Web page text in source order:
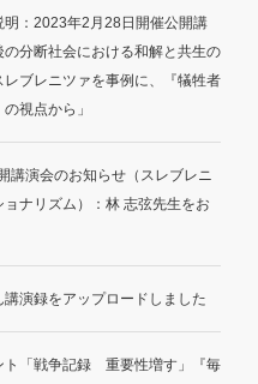
明：2023年2月28日開催公開講
分断社会における和解と共生の
ブレニツァを事例に、『犠牲者
視点から」
講演会のお知らせ（スレブレニ
ナリズム）：林 志弦先生をお
演録をアップロードしました
ト「戦争記録 重要性増す」『毎